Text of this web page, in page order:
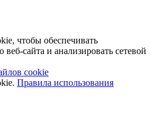
чтобы обеспечивать
сайта и анализировать сетевой
cookie
Правила использования